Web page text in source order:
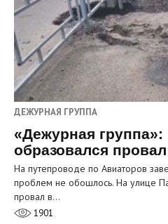
ДЕЖУРНАЯ ГРУППА
«Дежурная группа»:
образовался
На путепроводе по Авиаторов
проблем не обошлось. На улице
провал в…
1901